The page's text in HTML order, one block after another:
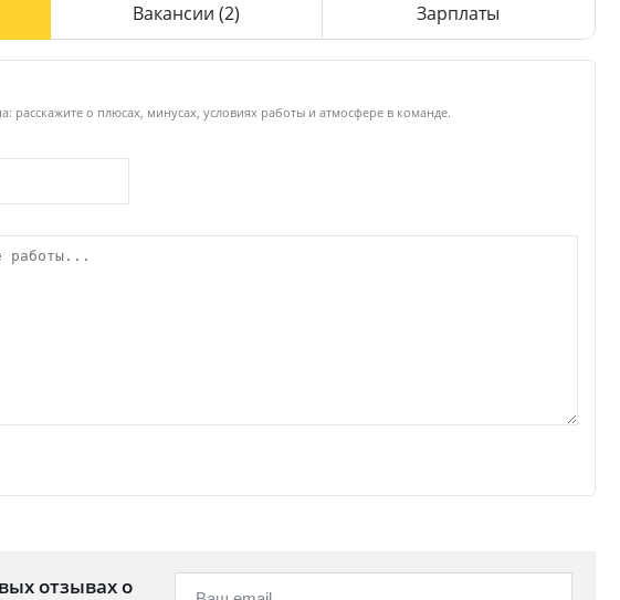
Вакансии (2) Зарплаты
расскажите о плюсах, минусах, условиях работы и атмосфере в команде.
отзывах о